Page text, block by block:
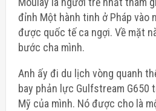
đỉnh Một hành tinh ở Pháp vào
được quốc tế ca ngợi. Về mặt
bước cha mình.
Anh ấy đi du lịch vòng quanh
bay phản lực Gulfstream G650
Mỹ của mình. Nó được cho là